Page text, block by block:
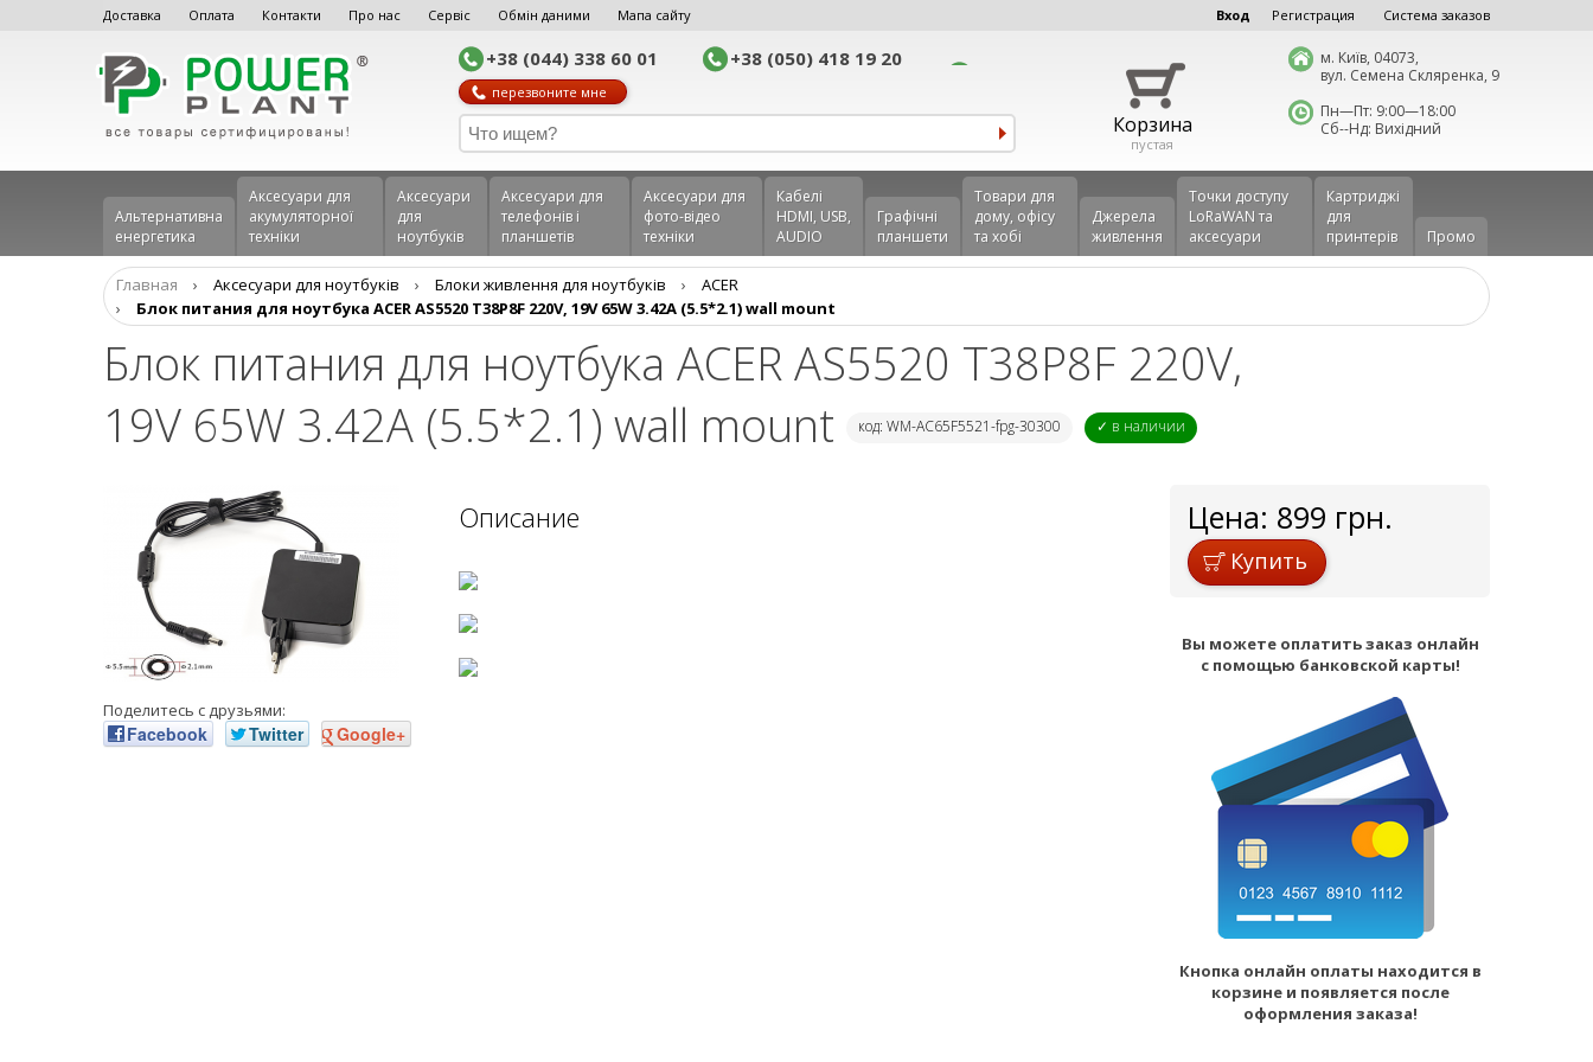
Доставка Оплата Контакти Про нас Сервіс Обмін даними Мапа сайту Вход Регистрация Система заказов
+38 (044) 338 60 01 +38 (050) 418 19 20
перезвоните мне
Корзина
пустая
м. Київ, 04073,
вул. Семена Скляренка, 9
Пн—Пт: 9:00—18:00
Сб--Нд: Вихідний
Альтернативна
енергетика
Аксесуари для
акумуляторної
техніки
Аксесуари
для
ноутбуків
Аксеcуари для
телефонів і
планшетів
Аксесуари для
фото-відео
техніки
Кабелі
HDMI, USB,
AUDIO
Графічні
планшети
Товари для
дому, офісу
та хобі
Джерела
живлення
Точки доступу
LoRaWAN та
аксесуари
Картриджі
для
принтерів
Промо
Главная › Аксесуари для ноутбуків › Блоки живлення для ноутбуків ›
ACER
›
Блок питания для ноутбука ACER AS5520 T38P8F 220V, 19V 65W 3.42A (5.5*2.1) wall mount
Блок питания для ноутбука ACER AS5520 T38P8F 220V,
19V 65W 3.42A (5.5*2.1) wall mount
код: WM-AC65F5521-fpg-30300 ✓ в наличии
Поделитесь с друзьями:
Facebook Twitter Google+
Описание Цена: 899 грн.
Купить
Вы можете оплатить заказ онлайн
с помощью банковской карты!
Кнопка онлайн оплаты находится в
корзине и появляется после
оформления заказа!